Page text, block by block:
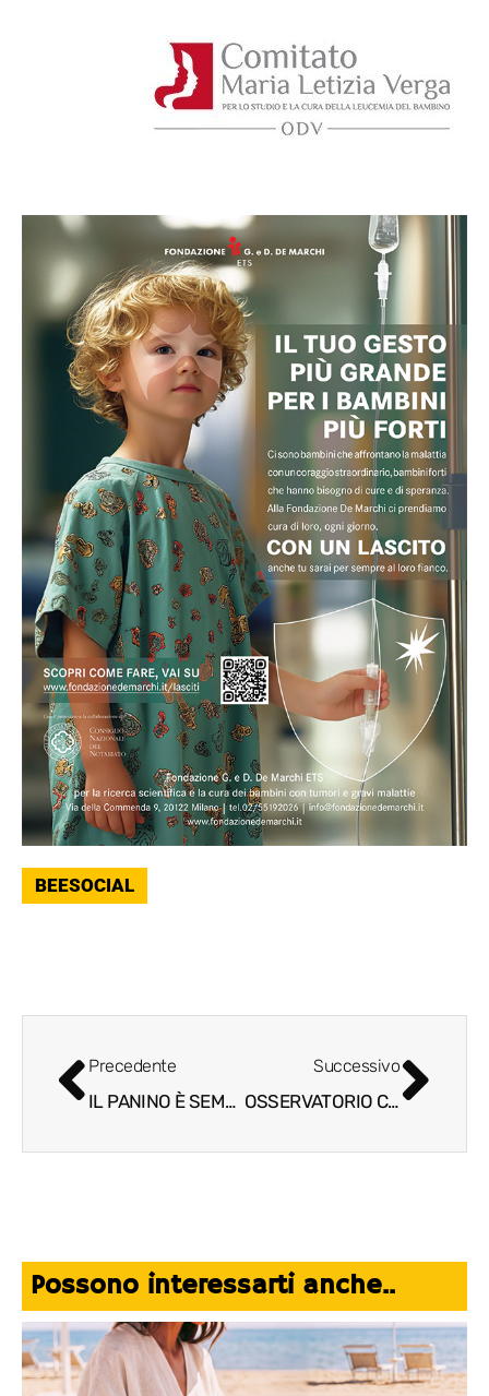
BEESOCIAL
Precedente
IL PANINO È SEMPRE GIUSTO
Successivo
OSSERVATORIO CONSUMI DI MERCATO CONFIMPRESE-EY
Possono interessarti anche..